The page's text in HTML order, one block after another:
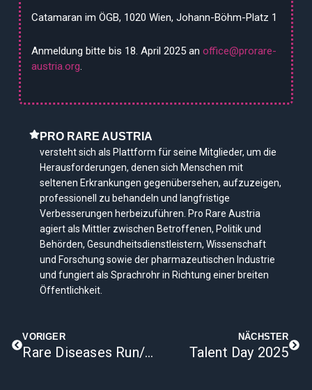
Catamaran im ÖGB, 1020 Wien, Johann-Böhm-Platz 1
Anmeldung bitte bis 18. April 2025 anoffice@prorare-
austria.org.
PRO RARE AUSTRIA
versteht sich als Plattform für seine Mitglieder, um die
Herausforderungen, denen sich Menschen mit
seltenen Erkrankungen gegenübersehen, aufzuzeigen,
professionell zu behandeln und langfristige
Verbesserungen herbeizuführen. Pro Rare Austria
agiert als Mittler zwischen Betroffenen, Politik und
Behörden, Gesundheitsdienstleistern, Wissenschaft
und Forschung sowie der pharmazeutischen Industrie
und fungiert als Sprachrohr in Richtung einer breiten
Öffentlichkeit.
Zurück
VORIGER
Rare Diseases Run/Walk 2025
NÄCHSTER
Talent Day 2025